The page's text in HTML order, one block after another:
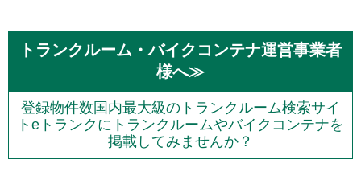
トランクルーム・バイクコンテナ運営事業者
様へ≫
登録物件数国内最大級のトランクルーム検索サイ
トeトランクにトランクルームやバイクコンテナを
掲載してみませんか？